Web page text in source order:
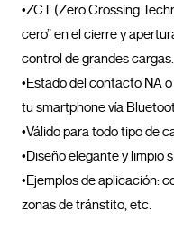
•ZCT (Zero Crossing
cero” en el cierre y
control de grandes cargas.
•Estado del contacto NA
tu smartphone vía
•Válido para todo tipo de
•Diseño elegante y limpio
•Ejemplos de aplicación: